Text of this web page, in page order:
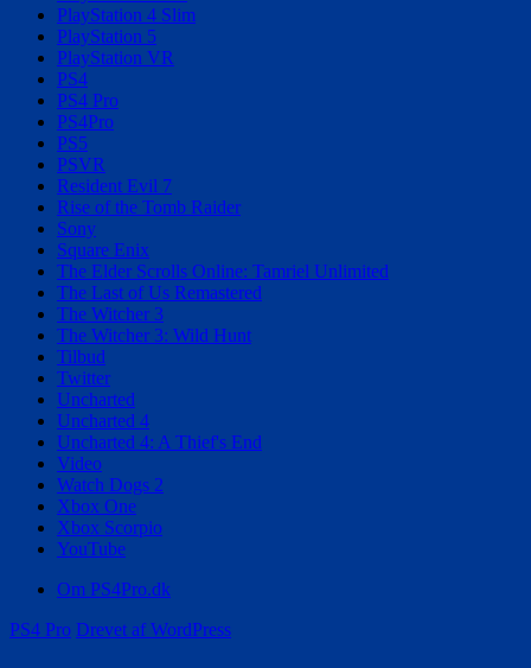
PlayStation 4 Slim
PlayStation 5
PlayStation VR
PS4
PS4 Pro
PS4Pro
PS5
PSVR
Resident Evil 7
Rise of the Tomb Raider
Sony
Square Enix
The Elder Scrolls Online: Tamriel Unlimited
The Last of Us Remastered
The Witcher 3
The Witcher 3: Wild Hunt
Tilbud
Twitter
Uncharted
Uncharted 4
Uncharted 4: A Thief's End
Video
Watch Dogs 2
Xbox One
Xbox Scorpio
YouTube
Om PS4Pro.dk
PS4 Pro Drevet af WordPress